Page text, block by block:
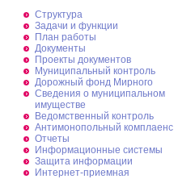
Структура
Задачи и функции
План работы
Документы
Проекты документов
Муниципальный контроль
Дорожный фонд Мирного
Cведения о муниципальном
имуществе
Ведомственный контроль
Антимонопольный комплаенс
Отчеты
Информационные системы
Защита информации
Интернет-приемная